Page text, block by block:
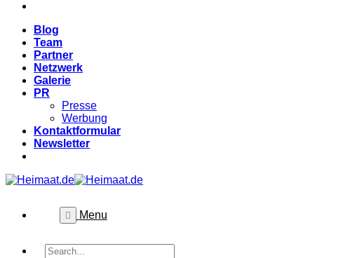
Blog
Team
Partner
Netzwerk
Galerie
PR
Presse
Werbung
Kontaktformular
Newsletter
Menu